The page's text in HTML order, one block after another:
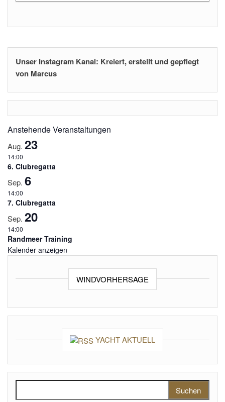
Unser Instagram Kanal: Kreiert, erstellt und gepflegt
von Marcus
Anstehende Veranstaltungen
Aug. 23
14:00
6. Clubregatta
Sep. 6
14:00
7. Clubregatta
Sep. 20
14:00
Randmeer Training
Kalender anzeigen
WINDVORHERSAGE
YACHT AKTUELL